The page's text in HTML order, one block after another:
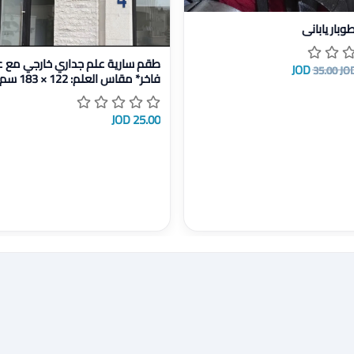
قطاعة طوبار ياباني
ياباني
35.00
عرض تفاصيل طقم سارية علم جداري
طقم سارية علم جداري خارجي مع
قدم).
25.00 JOD